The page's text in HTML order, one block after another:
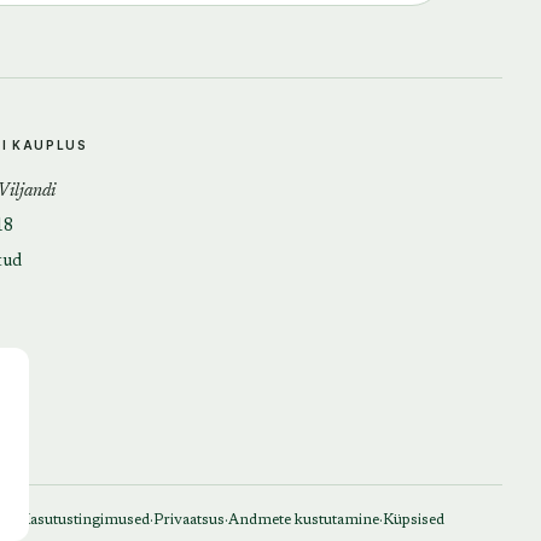
KAUPLUS
Kasutustingimused·Privaatsus·Andmete kustutamine·Küpsised